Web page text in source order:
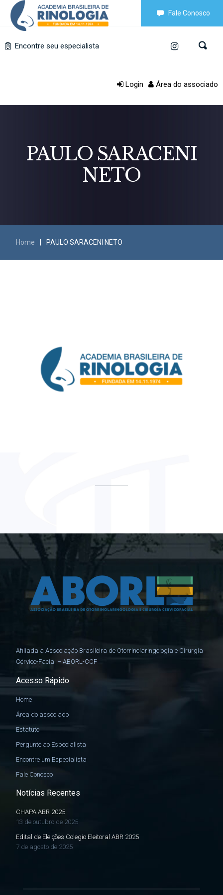
Fale Conosco
Encontre seu especialista
Login Área do associado
PAULO SARACENI
NETO
Home PAULO SARACENI NETO
Afiliada a Associação Brasileira de Otorrinolaringologia e Cirurgia
Cérvico-Facial – ABORL-CCF
Acesso Rápido
Home
Área do associado
Estatuto
Pergunte ao Especialista
Encontre um Especialista
Fale Conosco
Notícias Recentes
CHAPA ABR 2025
13 de outubro de 2025
Edital de Eleições Colegio Eleitoral ABR 2025
7 de agosto de 2025